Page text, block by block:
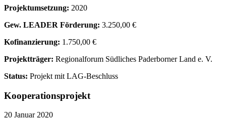
Projektumsetzung: 2020
Gew. LEADER Förderung: 3.250,00 €
Kofinanzierung: 1.750,00 €
Projektträger: Regionalforum Südliches Paderborner Land e. V.
Status: Projekt mit LAG-Beschluss
Kooperationsprojekt
20 Januar 2020